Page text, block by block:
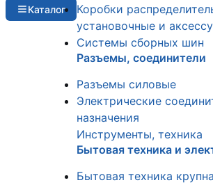
Каталог
Коробки
установочные и
Системы сборных шин
Разъемы, соединители
Разъемы силовые
Электрические
назначения
Инструменты, техника
Бытовая техника и
Бытовая техника